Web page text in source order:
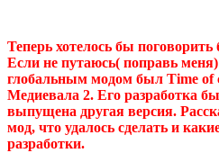
Теперь хотелось бы
Если не путаюсь( поправь
глобальным модом был Time of
Медиевала 2. Его разработка
выпущена другая версия.
мод, что удалось сделать и
разработки.